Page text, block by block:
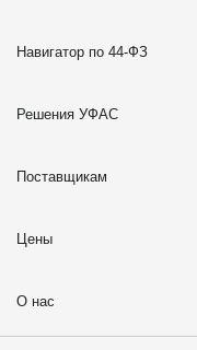
Навигатор по 44-ФЗ
Решения УФАС
Поставщикам
Цены
О нас